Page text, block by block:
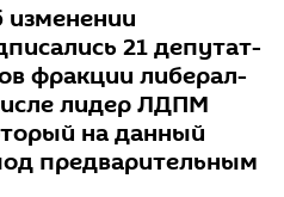
21 депутат-
фракции либерал-
лидер ЛДПМ
на данный
предварительным